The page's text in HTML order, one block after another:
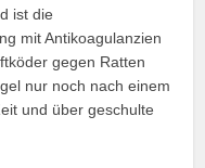
ist die
mit Antikoagulanzien
gegen Ratten
nur noch nach einem
und über geschulte